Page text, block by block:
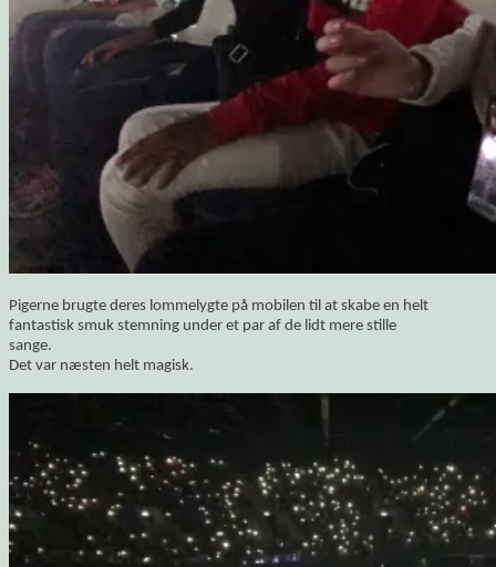
Pigerne brugte deres lommelygte på mobilen til at skabe en helt
fantastisk smuk stemning under et par af de lidt mere stille
sange.
Det var næsten helt magisk.